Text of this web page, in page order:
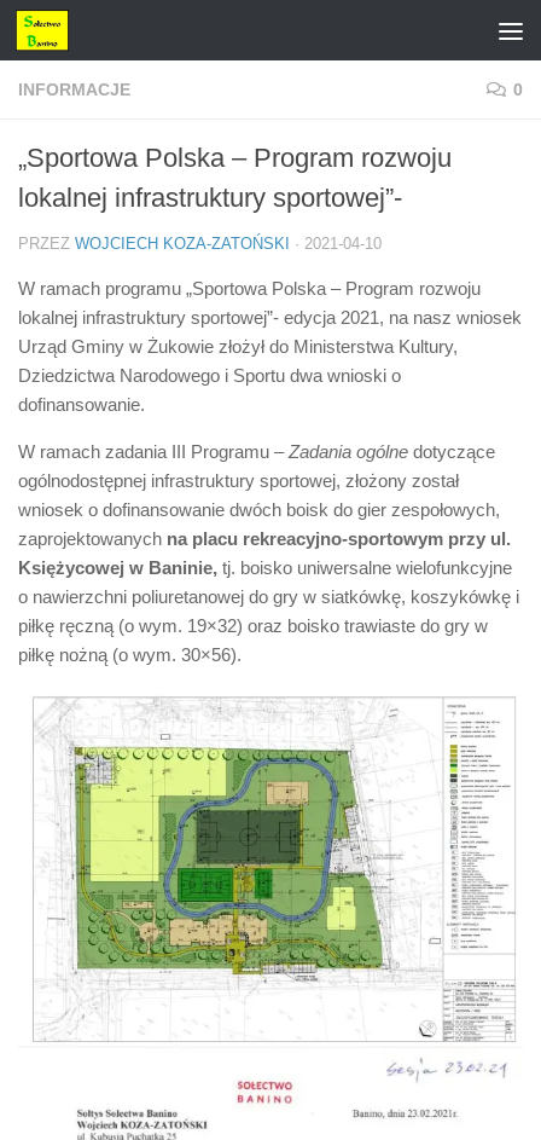
Przejdź do treści
INFORMACJE 0
„Sportowa Polska – Program rozwoju
lokalnej infrastruktury sportowej”-
PRZEZ WOJCIECH KOZA-ZATOŃSKI · 2021-04-10
W ramach programu „Sportowa Polska – Program rozwoju
lokalnej infrastruktury sportowej”- edycja 2021, na nasz wniosek
Urząd Gminy w Żukowie złożył do Ministerstwa Kultury,
Dziedzictwa Narodowego i Sportu dwa wnioski o
dofinansowanie.
W ramach zadania III Programu – Zadania ogólne dotyczące
ogólnodostępnej infrastruktury sportowej, złożony został
wniosek o dofinansowanie dwóch boisk do gier zespołowych,
zaprojektowanych na placu rekreacyjno-sportowym przy ul.
Księżycowej w Baninie, tj. boisko uniwersalne wielofunkcyjne
o nawierzchni poliuretanowej do gry w siatkówkę, koszykówkę i
piłkę ręczną (o wym. 19×32) oraz boisko trawiaste do gry w
piłkę nożną (o wym. 30×56).